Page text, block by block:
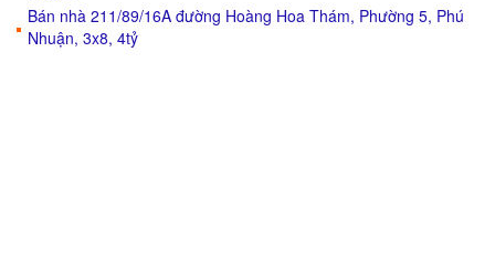
Bán nhà 211/89/16A đường Hoàng Hoa Thám, Phường 5, Phú
Nhuận, 3x8, 4tỷ